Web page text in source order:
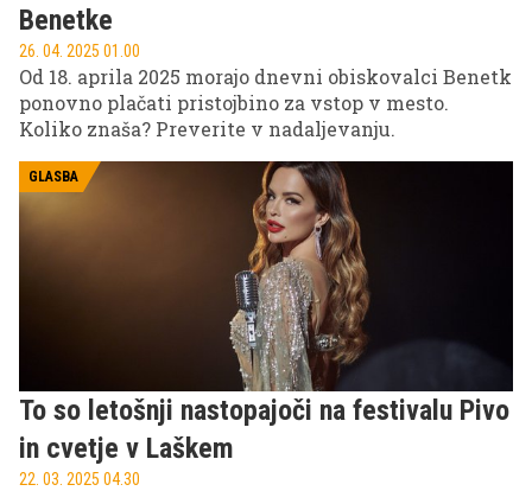
Benetke
26. 04. 2025 01.00
Od 18. aprila 2025 morajo dnevni obiskovalci Benetk
ponovno plačati pristojbino za vstop v mesto.
Koliko znaša? Preverite v nadaljevanju.
GLASBA
To so letošnji nastopajoči na festivalu Pivo
in cvetje v Laškem
22. 03. 2025 04.30